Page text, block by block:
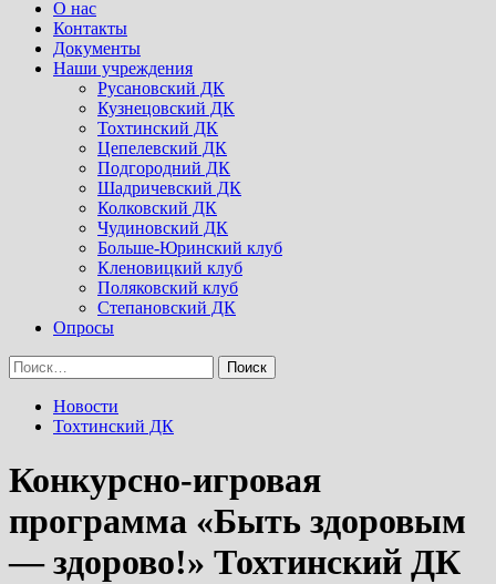
Menu
О нас
Контакты
Документы
Наши учреждения
Русановский ДК
Кузнецовский ДК
Тохтинский ДК
Цепелевский ДК
Подгородний ДК
Шадричевский ДК
Колковский ДК
Чудиновский ДК
Больше-Юринский клуб
Кленовицкий клуб
Поляковский клуб
Степановский ДК
Опросы
Найти:
Новости
Тохтинский ДК
Конкурсно-игровая
программа «Быть здоровым
— здорово!» Тохтинский ДК